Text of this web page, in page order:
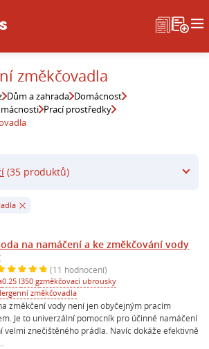
změkčovadla
Dům a zahrada Domácnost
Prací prostředky
na namáčení a ke změkčování vody
(11 hodnocení)
0.25 l350 gzměkčovací ubrousky
změkčovadla
změkčení vody není jen obyčejným pracím
Je to univerzální pomocník pro účinné namáčení
velmi znečištěného prádla. Navíc dokáže efektivně
(35 produktů)